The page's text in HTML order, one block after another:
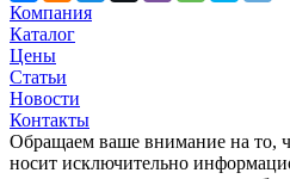
Компания
Каталог
Цены
Статьи
Новости
Контакты
Обращаем ваше внимание на то,
носит исключительно